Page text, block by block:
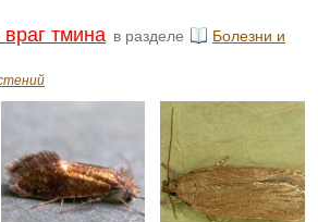
тмина в разделе
Болезни и